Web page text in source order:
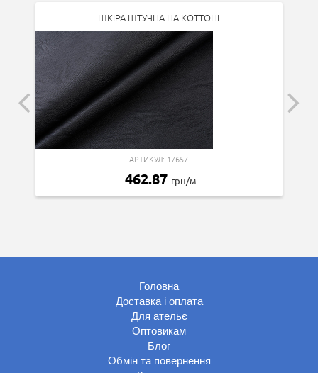
ШКІРА ШТУЧНА НА КОТТОНІ
АРТИКУЛ: 17657
462.87 грн/м
Головна
Доставка і оплата
Для ательє
Оптовикам
Блог
Обмін та повернення